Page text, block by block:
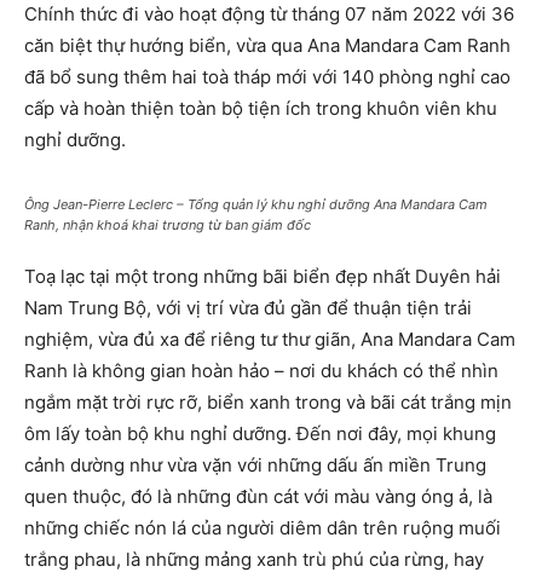
Chính thức đi vào hoạt động từ tháng 07 năm 2022 với 36
căn biệt thự hướng biển, vừa qua Ana Mandara Cam Ranh
đã bổ sung thêm hai toà tháp mới với 140 phòng nghỉ cao
cấp và hoàn thiện toàn bộ tiện ích trong khuôn viên khu
nghỉ dưỡng.
Ông Jean-Pierre Leclerc – Tổng quản lý khu nghỉ dưỡng Ana Mandara Cam
Ranh, nhận khoá khai trương từ ban giám đốc
Toạ lạc tại một trong những bãi biển đẹp nhất Duyên hải
Nam Trung Bộ, với vị trí vừa đủ gần để thuận tiện trải
nghiệm, vừa đủ xa để riêng tư thư giãn, Ana Mandara Cam
Ranh là không gian hoàn hảo – nơi du khách có thể nhìn
ngắm mặt trời rực rỡ, biển xanh trong và bãi cát trắng mịn
ôm lấy toàn bộ khu nghỉ dưỡng. Đến nơi đây, mọi khung
cảnh dường như vừa vặn với những dấu ấn miền Trung
quen thuộc, đó là những đùn cát với màu vàng óng ả, là
những chiếc nón lá của người diêm dân trên ruộng muối
trắng phau, là những mảng xanh trù phú của rừng, hay